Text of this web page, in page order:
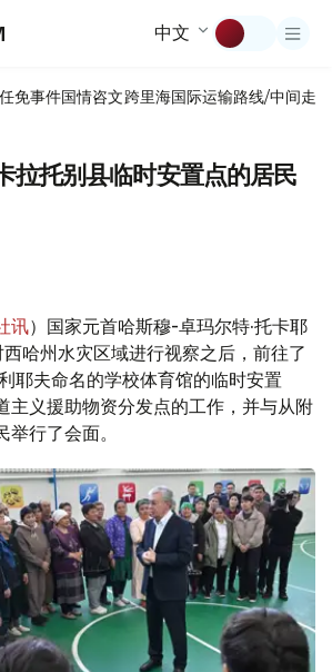
中文
免事件国情咨文跨里海国际运输路线/中间走廊
拉托别县临时安置点的居民
讯）国家元首哈斯穆-卓玛尔特·托卡耶
哈州水灾区域进行视察之后，前往了
耶夫命名的学校体育馆的临时安置
主义援助物资分发点的工作，并与从附
行了会面。